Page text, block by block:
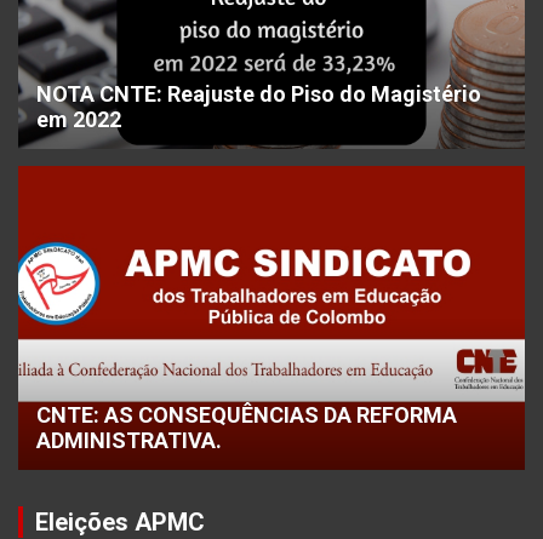
NOTA CNTE: Reajuste do Piso do Magistério
em 2022
CNTE: AS CONSEQUÊNCIAS DA REFORMA
ADMINISTRATIVA.
Eleições APMC